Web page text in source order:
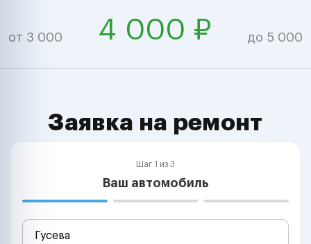
от 3 000 4 000 ₽ до 5 000
Заявка на ремонт
Шаг 1 из 3
Ваш автомобиль